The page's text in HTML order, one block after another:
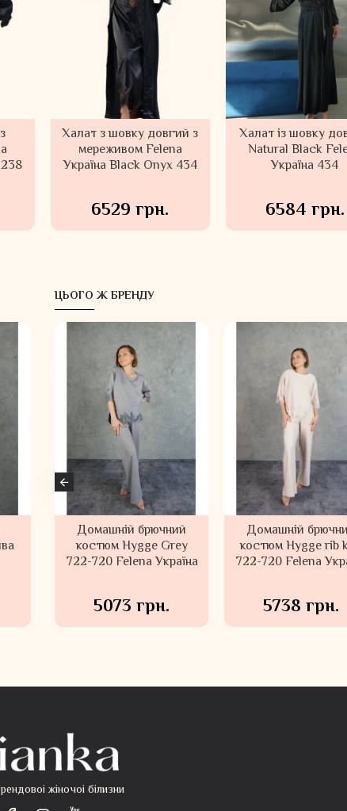
Халат з шовку довгий з
мереживом Felena
Україна Black Onyx 434
6529 грн.
Халат із шовку
Natural Black
Україна 434
6584 грн.
Нічна сорочка з
батисту і шовку Корін
Suavite Словаччина
7139 грн.
Нічна сорочка з
батисту і шовку
Suavite
4809 грн.
ЦЬОГО Ж БРЕНДУ
Велюровий домашній
костюм Felena Україна
Rose 108-720
6848 грн.
Домашній
костюм Felena
Ash Rose 108-
5633 грн.
жіночоі білизни